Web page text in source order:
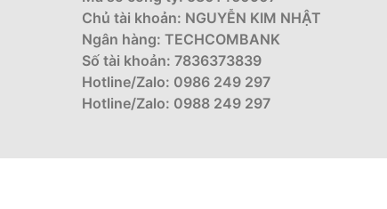
Chủ tài khoản: NGUYỄN KIM NHẬT
Ngân hàng: TECHCOMBANK
Số tài khoản: 7836373839
Hotline/Zalo: 0986 249 297
Hotline/Zalo: 0988 249 297